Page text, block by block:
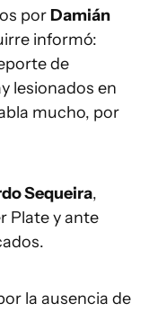
por Damián
informó:
de
lesionados en
mucho, por
Sequeira,
Plate y ante
la ausencia de